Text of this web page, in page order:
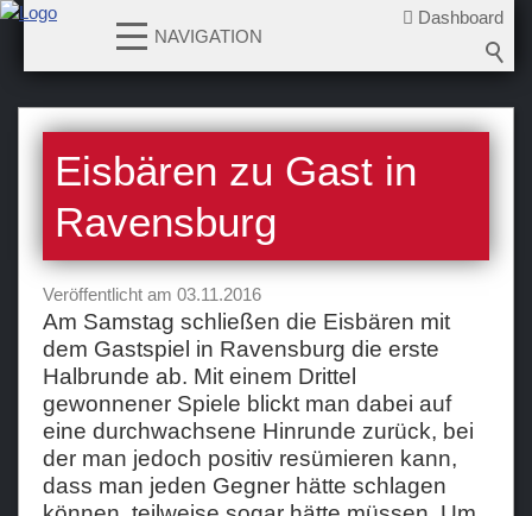
Dashboard
NAVIGATION
News
2026-2027
2025-2026
2024-2025
2022-2023
2021-2022
2020-2021
2019-2020
2018-2019
2017-2018
Eisbären zu Gast in
Ravensburg
Veröffentlicht am 03.11.2016
Am Samstag schließen die Eisbären mit
dem Gastspiel in Ravensburg die erste
Halbrunde ab. Mit einem Drittel
gewonnener Spiele blickt man dabei auf
eine durchwachsene Hinrunde zurück, bei
der man jedoch positiv resümieren kann,
dass man jeden Gegner hätte schlagen